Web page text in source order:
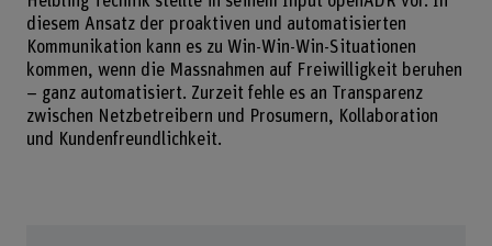
diesem Ansatz der proaktiven und automatisierten
Kommunikation kann es zu Win-Win-Win-Situationen
kommen, wenn die Massnahmen auf Freiwilligkeit beruhen
– ganz automatisiert. Zurzeit fehle es an Transparenz
zwischen Netzbetreibern und Prosumern, Kollaboration
und Kundenfreundlichkeit.